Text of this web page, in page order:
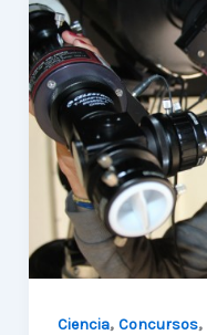
de
observar
el
Universo.
Ciencia, Concursos,